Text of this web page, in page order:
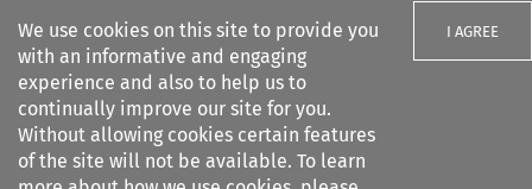
We use cookies on this site to provide you
with an informative and engaging
experience and also to help us to
continually improve our site for you.
Without allowing cookies certain features
of the site will not be available. To learn
I AGREE
Search filters